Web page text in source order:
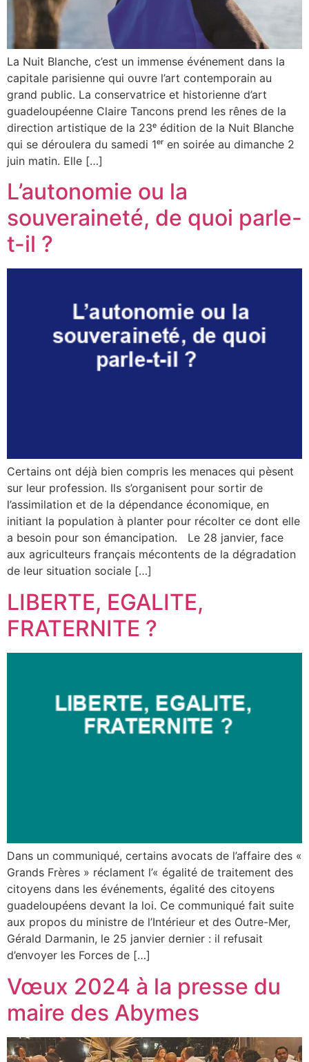
La Nuit Blanche, c’est un immense événement dans la
capitale parisienne qui ouvre l’art contemporain au
grand public. La conservatrice et historienne d’art
guadeloupéenne Claire Tancons prend les rênes de la
direction artistique de la 23ᵉ édition de la Nuit Blanche
qui se déroulera du samedi 1ᵉʳ en soirée au dimanche 2
juin matin. Elle […]
L’autonomie ou la
souveraineté, de quoi parle-
t-il ?
Certains ont déjà bien compris les menaces qui pèsent
sur leur profession. Ils s’organisent pour sortir de
l’assimilation et de la dépendance économique, en
initiant la population à planter pour récolter ce dont elle
a besoin pour son émancipation. Le 28 janvier, face
aux agriculteurs français mécontents de la dégradation
de leur situation sociale […]
LIBERTE, EGALITE,
FRATERNITE ?
Dans un communiqué, certains avocats de l’affaire des «
Grands Frères » réclament l’« égalité de traitement des
citoyens dans les événements, égalité des citoyens
guadeloupéens devant la loi. Ce communiqué fait suite
aux propos du ministre de l’Intérieur et des Outre-Mer,
Gérald Darmanin, le 25 janvier dernier : il refusait
d’envoyer les Forces de […]
Vœux 2024 à la presse du
maire des Abymes